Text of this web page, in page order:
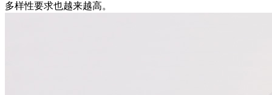
多样性要求也越来越高。